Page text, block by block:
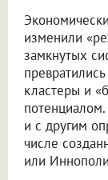
изменили
замкнутых
кластеры и
и с другим
числе
или